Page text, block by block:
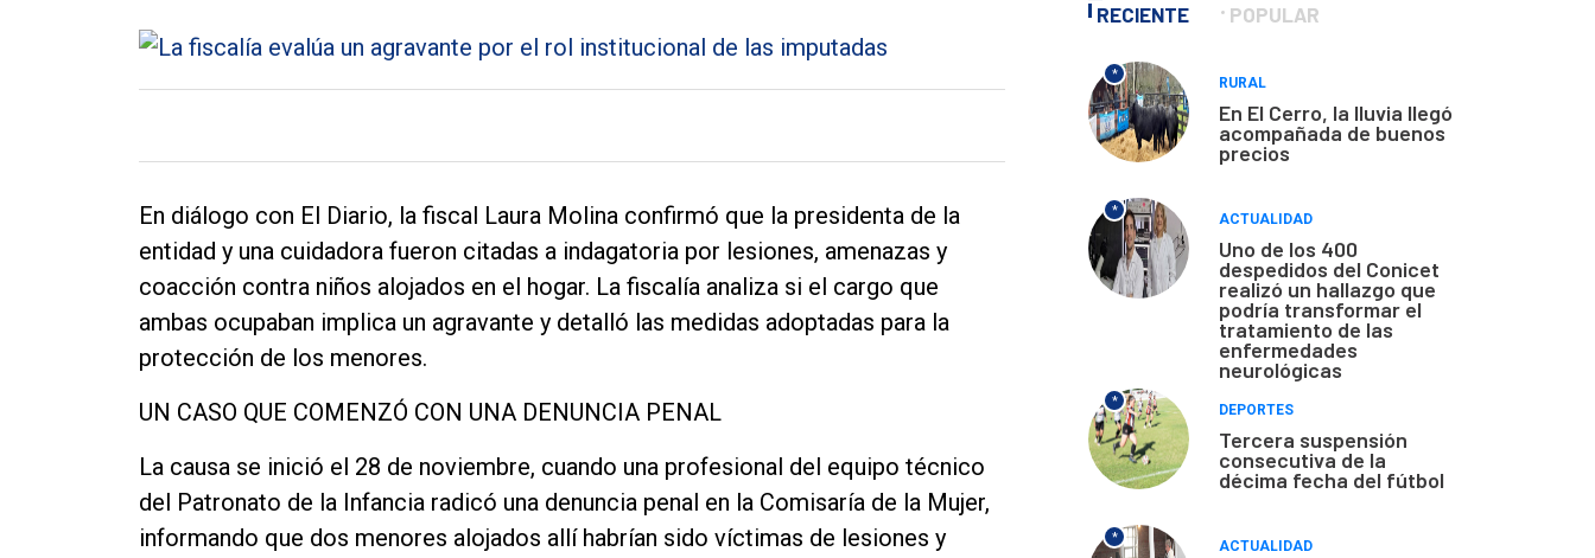
Nosotros
Contacto
En diálogo con El Diario, la fiscal Laura Molina confirmó que la presidenta de la
entidad y una cuidadora fueron citadas a indagatoria por lesiones, amenazas y
coacción contra niños alojados en el hogar. La fiscalía analiza si el cargo que
ambas ocupaban implica un agravante y detalló las medidas adoptadas para la
protección de los menores.
UN CASO QUE COMENZÓ CON UNA DENUNCIA PENAL
La causa se inició el 28 de noviembre, cuando una profesional del equipo técnico
del Patronato de la Infancia radicó una denuncia penal en la Comisaría de la Mujer,
informando que dos menores alojados allí habrían sido víctimas de lesiones y
RECIENTE POPULAR
*
RURAL
En El Cerro, la lluvia llegó
acompañada de buenos
precios
*
ACTUALIDAD
Uno de los 400
despedidos del Conicet
realizó un hallazgo que
podría transformar el
tratamiento de las
enfermedades
neurológicas
*
DEPORTES
Tercera suspensión
consecutiva de la
décima fecha del fútbol
*
ACTUALIDAD